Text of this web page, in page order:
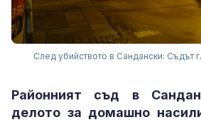
След убийството в Сандански: Съдът
Районният съд в
делото за домашно